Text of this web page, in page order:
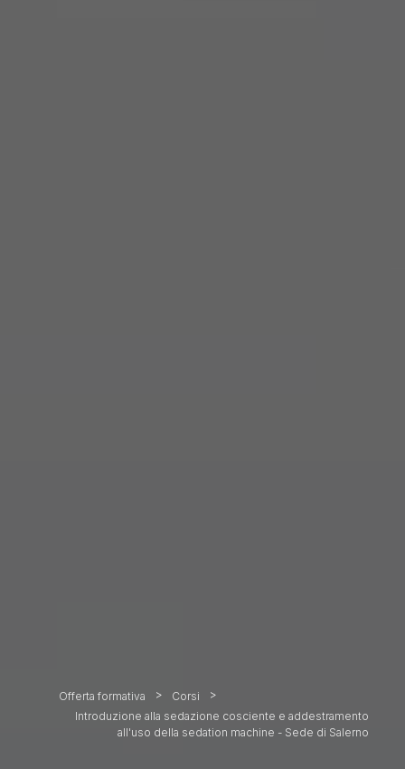
Offerta formativa > Corsi
>
Introduzione alla sedazione cosciente e addestramento
all'uso della sedation machine - Sede di Salerno